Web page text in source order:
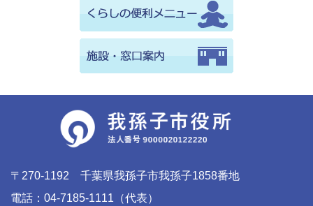
〒270-1192 千葉県我孫子市我孫子1858番地
電話：04-7185-1111（代表）